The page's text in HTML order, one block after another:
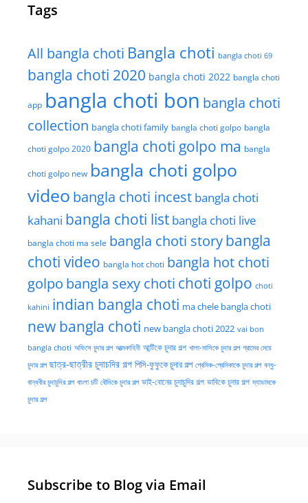
Tags
All bangla choti Bangla choti bangla choti 69
bangla choti 2020 bangla choti 2022 bangla choti
app bangla choti bon bangla choti
collection bangla choti family bangla choti golpo bangla
choti golpo 2020 bangla choti golpo ma bangla
choti golpo new bangla choti golpo
video bangla choti incest bangla choti
kahani bangla choti list bangla choti live
bangla choti ma sele bangla choti storybangla
choti video bangla hot choti bangla hot choti
golpo bangla sexy choti choti golpo choti
kahini indian bangla choti ma chele bangla choti
new bangla choti new bangla choti 2022 vai bon
bangla choti অফিসে চুদার গল্প আত্মকাহিনী আন্টিকে চুদার গল্প খালা-মাসিকে চুদার গল্প গ্রামের মেয়ে
চুদার গল্প ছাত্র-ছাত্রীর চুদাচদির গল্প পিসি-ফুফুকে চুদার গল্প প্রেমিক-প্রেমিকাকে চুদার গল্প বন্ধু-
বান্ধবীর চুদাচুদির গল্প বাংলা চটি বৌদিকে চুদার গল্প ভাই-বোনের চুদাচুদির গল্প ভাবিকে চুদার গল্প ম্যাডামকে
চুদার গল্প
Subscribe to Blog via Email